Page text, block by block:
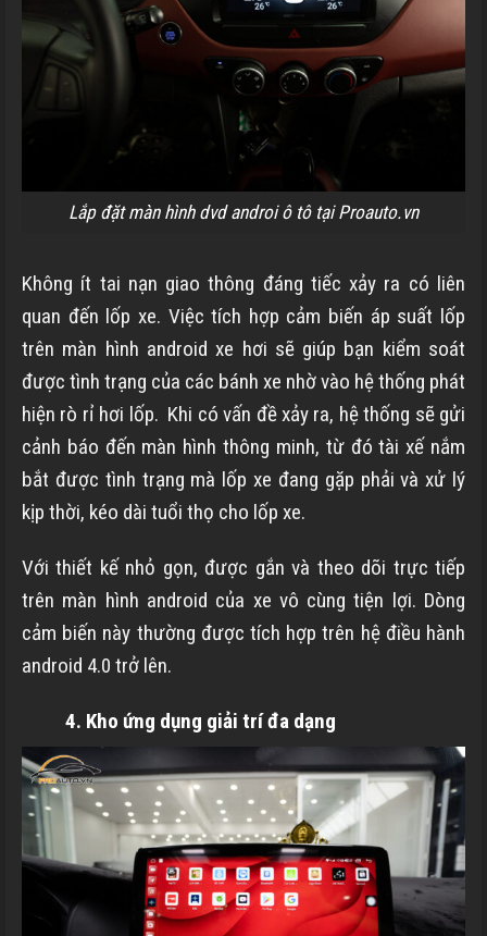
Lắp đặt màn hình dvd androi ô tô tại Proauto.vn
Không ít tai nạn giao thông đáng tiếc xảy ra có liên
quan đến lốp xe. Việc tích hợp cảm biến áp suất lốp
trên màn hình android xe hơi sẽ giúp bạn kiểm soát
được tình trạng của các bánh xe nhờ vào hệ thống phát
hiện rò rỉ hơi lốp. Khi có vấn đề xảy ra, hệ thống sẽ gửi
cảnh báo đến màn hình thông minh, từ đó tài xế nắm
bắt được tình trạng mà lốp xe đang gặp phải và xử lý
kịp thời, kéo dài tuổi thọ cho lốp xe.
Với thiết kế nhỏ gọn, được gắn và theo dõi trực tiếp
trên màn hình android của xe vô cùng tiện lợi. Dòng
cảm biến này thường được tích hợp trên hệ điều hành
android 4.0 trở lên.
4. Kho ứng dụng giải trí đa dạng